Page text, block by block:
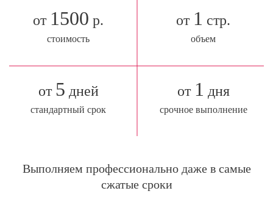
от 1500 р.
стоимость
от 1 стр.
объем
от 5 дней
стандартный срок
от 1 дня
срочное выполнение
Выполняем профессионально даже в самые
сжатые сроки